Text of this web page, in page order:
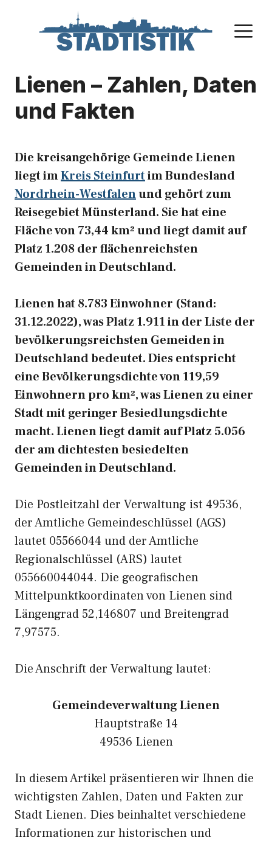
Lienen – Zahlen, Daten
und Fakten
Die kreisangehörige Gemeinde Lienen
liegt imKreis Steinfurtim Bundesland
Nordrhein-Westfalenund gehört zum
Reisegebiet Münsterland. Sie hat eine
Fläche von 73,44 km² und liegt damit auf
Platz 1.208 der flächenreichsten
Gemeinden in Deutschland.
Lienen hat 8.783 Einwohner (Stand:
31.12.2022), was Platz 1.911 in der Liste der
bevölkerungsreichsten Gemeiden in
Deutschland bedeutet. Dies entspricht
eine Bevölkerungsdichte von 119,59
Einwohnern pro km², was Lienen zu einer
Stadt mit geringer Besiedlungsdichte
macht. Lienen liegt damit auf Platz 5.056
der am dichtesten besiedelten
Gemeinden in Deutschland.
Die Postleitzahl der Verwaltung ist 49536,
der Amtliche Gemeindeschlüssel (AGS)
lautet 05566044 und der Amtliche
Regionalschlüssel (ARS) lautet
055660044044. Die geografischen
Mittelpunktkoordinaten von Lienen sind
Längengrad 52,146807 und Breitengrad
7,97575.
Die Anschrift der Verwaltung lautet:
Gemeindeverwaltung Lienen
Hauptstraße 14
49536 Lienen
In diesem Artikel präsentieren wir Ihnen die
wichtigsten Zahlen, Daten und Fakten zur
Stadt Lienen. Dies beinhaltet verschiedene
Informationen zur historischen und